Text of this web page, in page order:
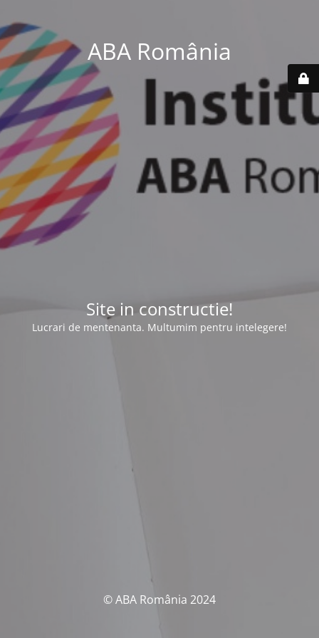
ABA România
Site in constructie!
Lucrari de mentenanta. Multumim pentru intelegere!
© ABA România 2024